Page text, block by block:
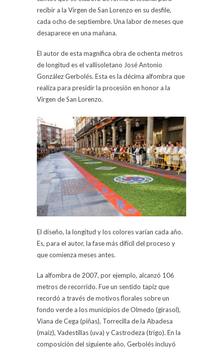
recibir a la Virgen de San Lorenzo en su desfile,
cada ocho de septiembre. Una labor de meses que
desaparece en una mañana.
El autor de esta magnífica obra de ochenta metros
de longitud es el vallisoletano José Antonio
González Gerbolés. Esta es la décima alfombra que
realiza para presidir la procesión en honor a la
Virgen de San Lorenzo.
El diseño, la longitud y los colores varían cada año.
Es, para el autor, la fase más difícil del proceso y
que comienza meses antes.
La alfombra de 2007, por ejemplo, alcanzó 106
metros de recorrido. Fue un sentido tapiz que
recordó a través de motivos florales sobre un
fondo verde a los municipios de Olmedo (girasol),
Viana de Cega (piñas), Torrecilla de la Abadesa
(maíz), Vadestillas (uva) y Castrodeza (trigo). En la
composición del siguiente año, Gerbolés incluyó